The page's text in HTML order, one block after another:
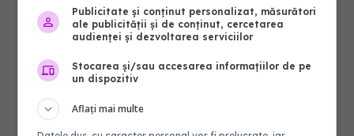
Publicitate și conținut personalizat, măsurători
ale publicității și de conținut, cercetarea
audienței și dezvoltarea serviciilor
Stocarea și/sau accesarea informațiilor de pe
un dispozitiv
Aflați mai multe